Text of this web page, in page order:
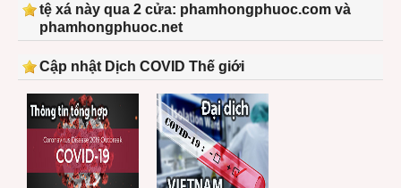
tệ xá này qua 2 cửa: phamhongphuoc.com và
phamhongphuoc.net
Cập nhật Dịch COVID Thế giới